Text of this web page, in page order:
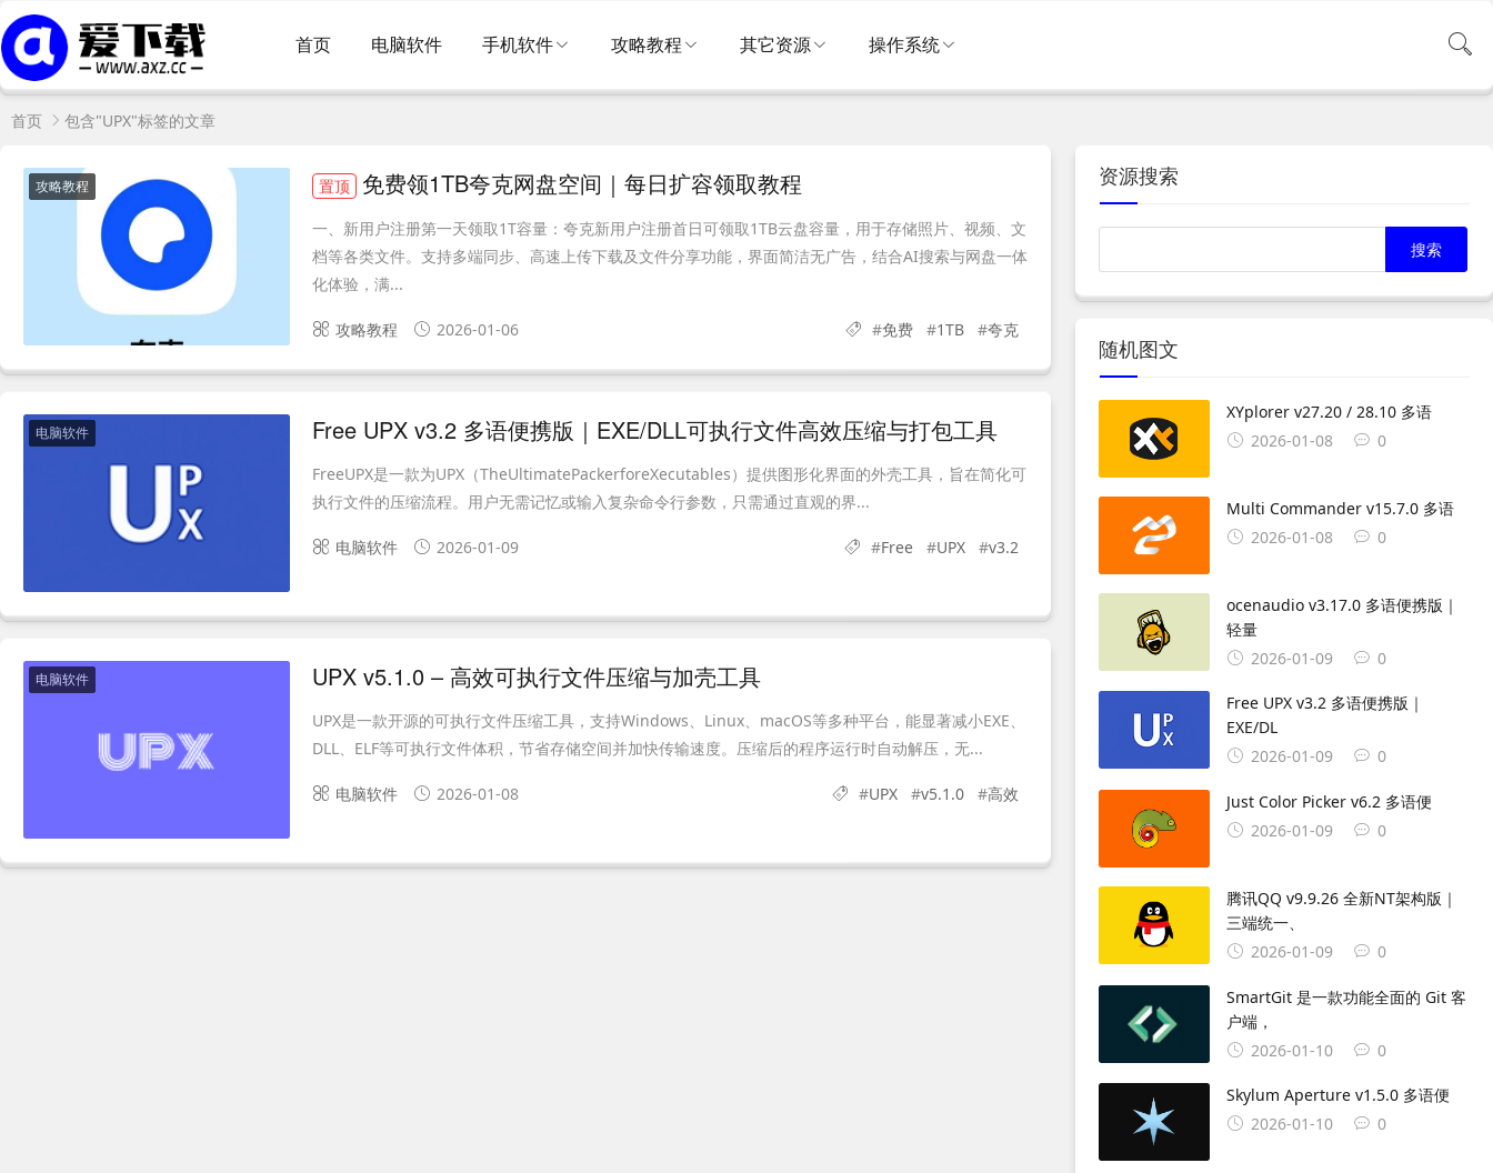
首页 电脑软件 手机软件 攻略教程 其它资源 操作系统
首页 包含"UPX"标签的文章
攻略教程 置顶 免费领1TB夸克网盘空间｜每日扩容领取教程
一、新用户注册第一天领取1T容量：夸克新用户注册首日可领取1TB云盘容量，用于存储照片、视频、文
档等各类文件。支持多端同步、高速上传下载及文件分享功能，界面简洁无广告，结合AI搜索与网盘一体
化体验，满...
攻略教程 2026-01-06 #免费 #1TB #夸克
电脑软件 Free UPX v3.2 多语便携版｜EXE/DLL可执行文件高效压缩与打包工具
FreeUPX是一款为UPX（TheUltimatePackerforeXecutables）提供图形化界面的外壳工具，旨在简化可
执行文件的压缩流程。用户无需记忆或输入复杂命令行参数，只需通过直观的界...
电脑软件 2026-01-09 #Free #UPX #v3.2
电脑软件 UPX v5.1.0 – 高效可执行文件压缩与加壳工具
UPX是一款开源的可执行文件压缩工具，支持Windows、Linux、macOS等多种平台，能显著减小EXE、
DLL、ELF等可执行文件体积，节省存储空间并加快传输速度。压缩后的程序运行时自动解压，无...
电脑软件 2026-01-08 #UPX #v5.1.0 #高效
资源搜索
随机图文
XYplorer v27.20 / 28.10 多语
2026-01-08
0
Multi Commander v15.7.0 多语
2026-01-08
0
ocenaudio v3.17.0 多语便携版｜
轻量
2026-01-09
0
Free UPX v3.2 多语便携版｜
EXE/DL
2026-01-09
0
Just Color Picker v6.2 多语便
2026-01-09
0
腾讯QQ v9.9.26 全新NT架构版｜
三端统一、
2026-01-09
0
SmartGit 是一款功能全面的 Git 客
户端，
2026-01-10
0
Skylum Aperture v1.5.0 多语便
2026-01-10
0